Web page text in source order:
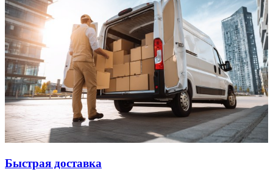
Быстрая доставка